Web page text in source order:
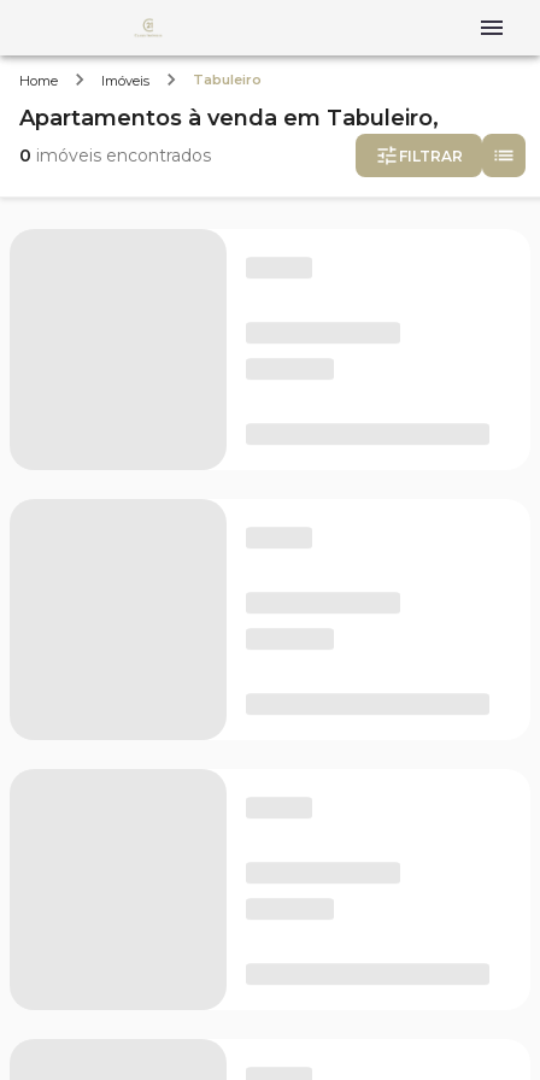
Home Imóveis Tabuleiro
Apartamentos à venda em Tabuleiro,
0 imóveis encontrados FILTRAR